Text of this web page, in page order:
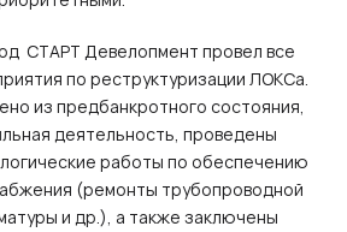
СТАРТ Девелопмент провел все
по реструктуризации ЛОКСа.
из предбанкротного состояния,
деятельность, проведены
работы по обеспечению
(ремонты трубопроводной
и др.), а также заключены